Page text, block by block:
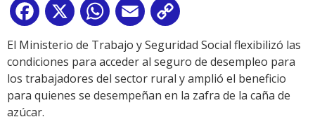
Facebook
X WhatsApp
Email
Link
El Ministerio de Trabajo y Seguridad Social flexibilizó las
condiciones para acceder al seguro de desempleo para
los trabajadores del sector rural y amplió el beneficio
para quienes se desempeñan en la zafra de la caña de
azúcar.